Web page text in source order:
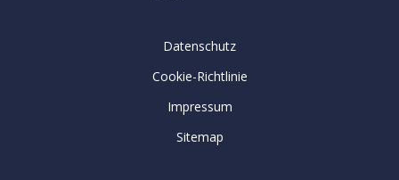
Datenschutz
Cookie-Richtlinie
Impressum
Sitemap